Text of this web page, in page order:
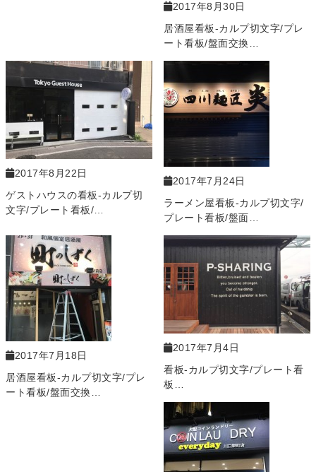
2017年8月30日
居酒屋看板-カルプ切文字/プレ
ート看板/盤面交換…
2017年8月22日
ゲストハウスの看板-カルプ切
文字/プレート看板/…
2017年7月24日
ラーメン屋看板-カルプ切文字/
プレート看板/盤面…
2017年7月18日
居酒屋看板-カルプ切文字/プレ
ート看板/盤面交換…
2017年7月4日
看板-カルプ切文字/プレート看
板…